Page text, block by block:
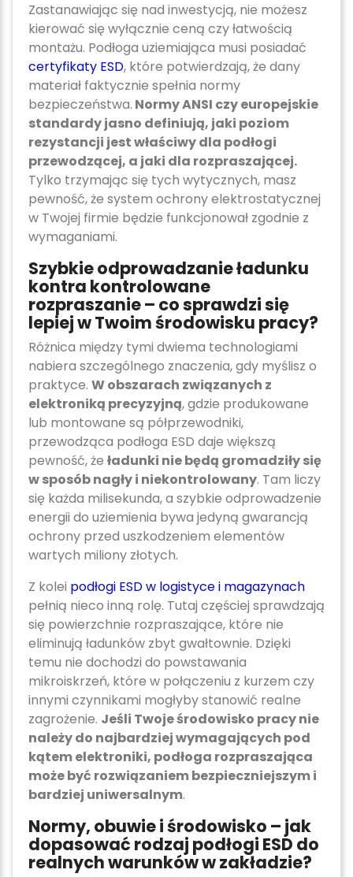
Zastanawiając się nad inwestycją, nie możesz
kierować się wyłącznie ceną czy łatwością
montażu. Podłoga uziemiająca musi posiadać
certyfikaty ESD, które potwierdzają, że dany
materiał faktycznie spełnia normy
bezpieczeństwa. Normy ANSI czy europejskie
standardy jasno definiują, jaki poziom
rezystancji jest właściwy dla podłogi
przewodzącej, a jaki dla rozpraszającej.
Tylko trzymając się tych wytycznych, masz
pewność, że system ochrony elektrostatycznej
w Twojej firmie będzie funkcjonował zgodnie z
wymaganiami.
Szybkie odprowadzanie ładunku
kontra kontrolowane
rozpraszanie – co sprawdzi się
lepiej w Twoim środowisku pracy?
Różnica między tymi dwiema technologiami
nabiera szczególnego znaczenia, gdy myślisz o
praktyce. W obszarach związanych z
elektroniką precyzyjną, gdzie produkowane
lub montowane są półprzewodniki,
przewodząca podłoga ESD daje większą
pewność, że ładunki nie będą gromadziły się
w sposób nagły i niekontrolowany. Tam liczy
się każda milisekunda, a szybkie odprowadzenie
energii do uziemienia bywa jedyną gwarancją
ochrony przed uszkodzeniem elementów
wartych miliony złotych.
Z kolei podłogi ESD w logistyce i magazynach
pełnią nieco inną rolę. Tutaj częściej sprawdzają
się powierzchnie rozpraszające, które nie
eliminują ładunków zbyt gwałtownie. Dzięki
temu nie dochodzi do powstawania
mikroiskrzeń, które w połączeniu z kurzem czy
innymi czynnikami mogłyby stanowić realne
zagrożenie. Jeśli Twoje środowisko pracy nie
należy do najbardziej wymagających pod
kątem elektroniki, podłoga rozpraszająca
może być rozwiązaniem bezpieczniejszym i
bardziej uniwersalnym.
Normy, obuwie i środowisko – jak
dopasować rodzaj podłogi ESD do
realnych warunków w zakładzie?